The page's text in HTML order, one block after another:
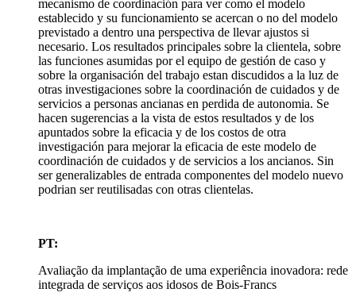
mecanismo de coordinación para ver como el modelo
establecido y su funcionamiento se acercan o no del modelo
previstado a dentro una perspectiva de llevar ajustos si
necesario. Los resultados principales sobre la clientela, sobre
las funciones asumidas por el equipo de gestión de caso y
sobre la organisación del trabajo estan discudidos a la luz de
otras investigaciones sobre la coordinación de cuidados y de
servicios a personas ancianas en perdida de autonomia. Se
hacen sugerencias a la vista de estos resultados y de los
apuntados sobre la eficacia y de los costos de otra
investigación para mejorar la eficacia de este modelo de
coordinación de cuidados y de servicios a los ancianos. Sin
ser generalizables de entrada componentes del modelo nuevo
podrian ser reutilisadas con otras clientelas.
PT:
Avaliação da implantação de uma experiência inovadora: rede
integrada de serviços aos idosos de Bois-Francs